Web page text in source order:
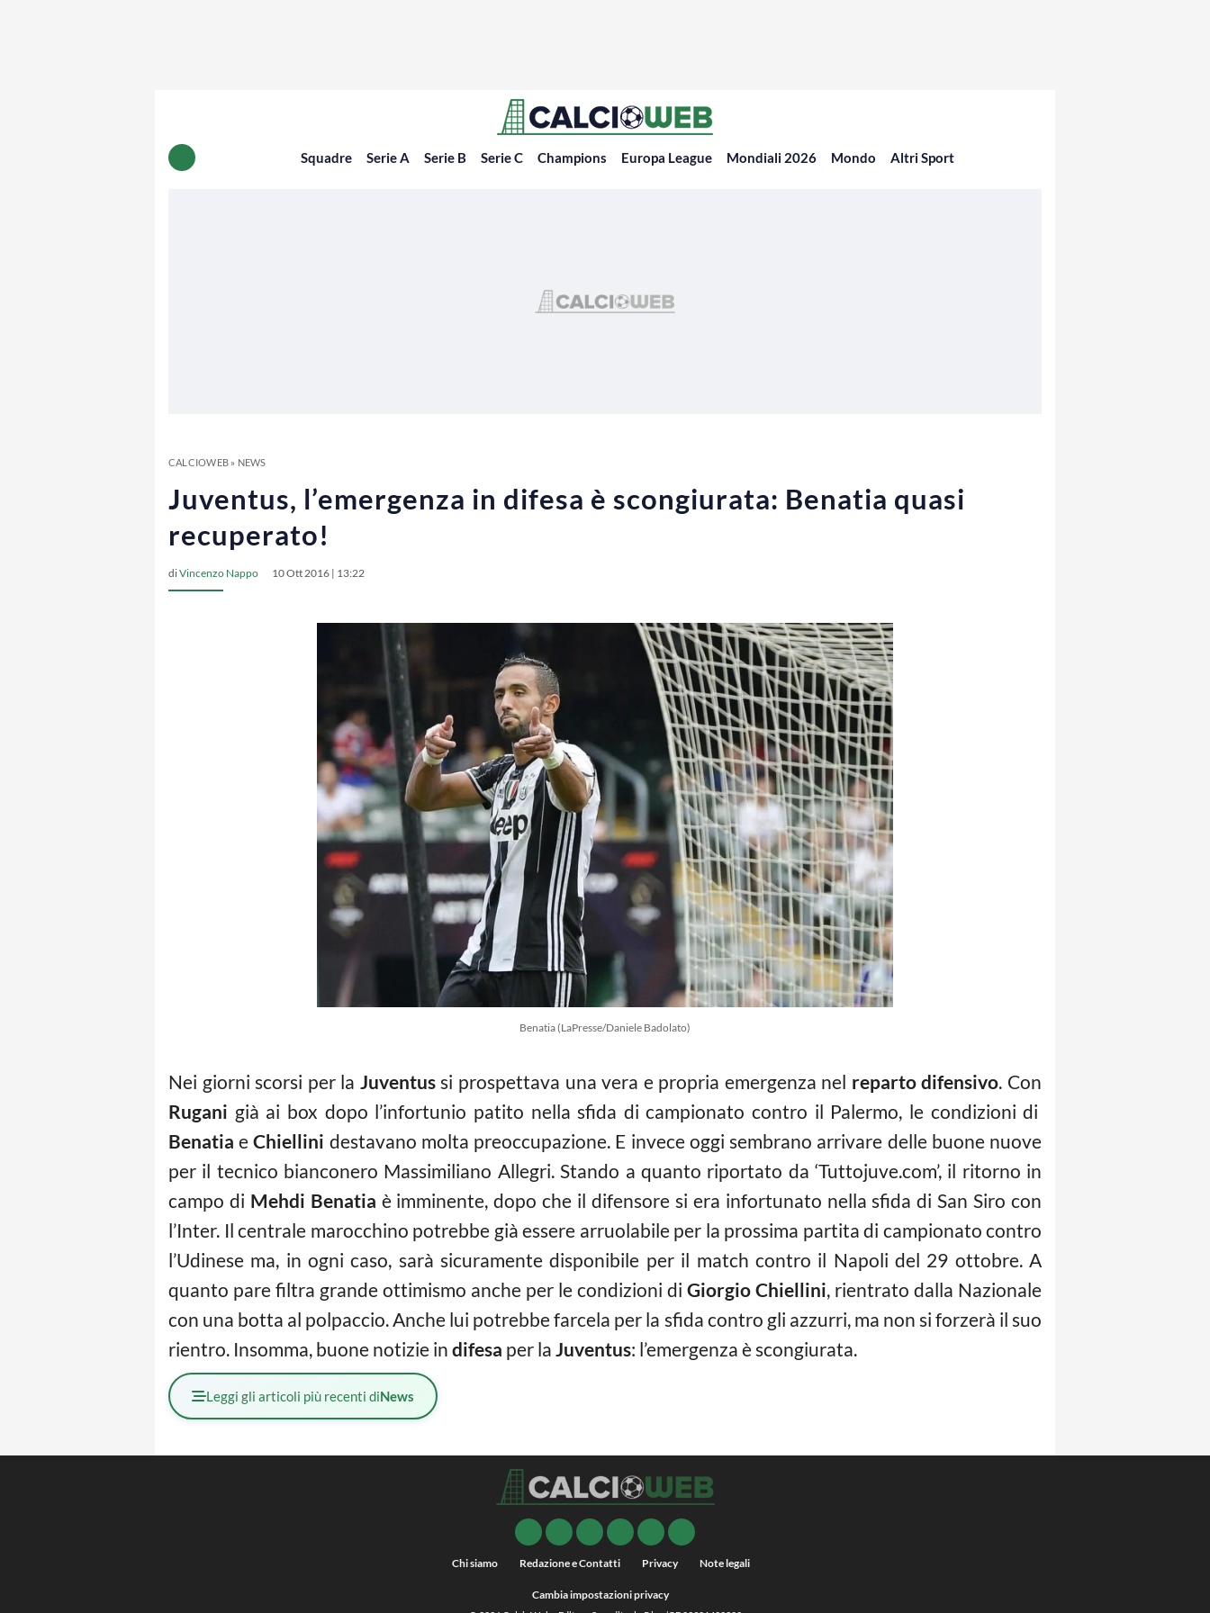
Squadre Serie A Serie B Serie C Champions Europa League Mondiali 2026 Mondo Altri Sport
CALCIOWEB» NEWS
Juventus, l’emergenza in difesa è scongiurata: Benatia quasi
recuperato!
diVincenzo Nappo 10 Ott 2016 | 13:22
Benatia (LaPresse/Daniele Badolato)
Nei giorni scorsi per la Juventussi prospettava una vera e propria emergenza nel reparto difensivo. Con
Rugani già ai box dopo l’infortunio patito nella sfida di campionato contro il Palermo, le condizioni di
Benatia eChiellini destavano molta preoccupazione. E invece oggi sembrano arrivare delle buone nuove
per il tecnico bianconero Massimiliano Allegri. Stando a quanto riportato da ‘Tuttojuve.com’, il ritorno in
campo di Mehdi Benatia è imminente, dopo che il difensore si era infortunato nella sfida di San Siro con
l’Inter. Il centrale marocchino potrebbe già essere arruolabile per la prossima partita di campionato contro
l’Udinese ma, in ogni caso, sarà sicuramente disponibile per il match contro il Napoli del 29 ottobre. A
quanto pare filtra grande ottimismo anche per le condizioni di Giorgio Chiellini, rientrato dalla Nazionale
con una botta al polpaccio. Anche lui potrebbe farcela per la sfida contro gli azzurri, ma non si forzerà il suo
rientro. Insomma, buone notizie in difesa per la Juventus: l’emergenza è scongiurata.
Leggi gli articoli più recenti diNews
Chi siamo Redazione e Contatti Privacy Note legali
Cambia impostazioni privacy